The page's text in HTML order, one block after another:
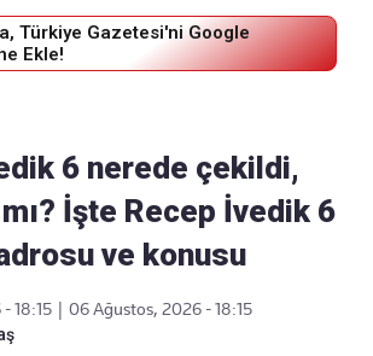
Türkiye Gazetesi'ni Google
Ekle!
6 nerede çekildi,
İşte Recep İvedik 6
ve konusu
18:15
06 Ağustos, 2026 - 18:15